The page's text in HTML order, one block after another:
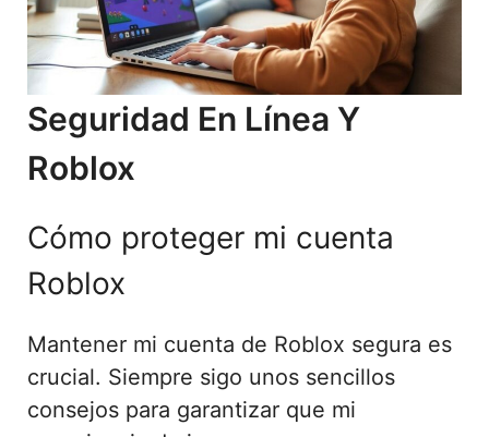
Seguridad En Línea Y
Roblox
Cómo proteger mi cuenta
Roblox
Mantener mi cuenta de Roblox segura es
crucial. Siempre sigo unos sencillos
consejos para garantizar que mi